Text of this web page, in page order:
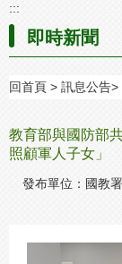
:::
即時新聞
回首頁 訊息公告
教育部與國防部
照顧軍人子女」
發布單位：國教